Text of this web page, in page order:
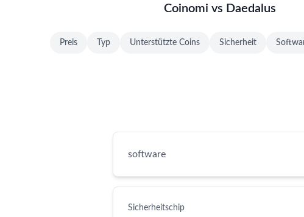
Coinomi vs Daedalus
Preis Typ Unterstützte Coins Sicherheit
software
Sicherheitschip